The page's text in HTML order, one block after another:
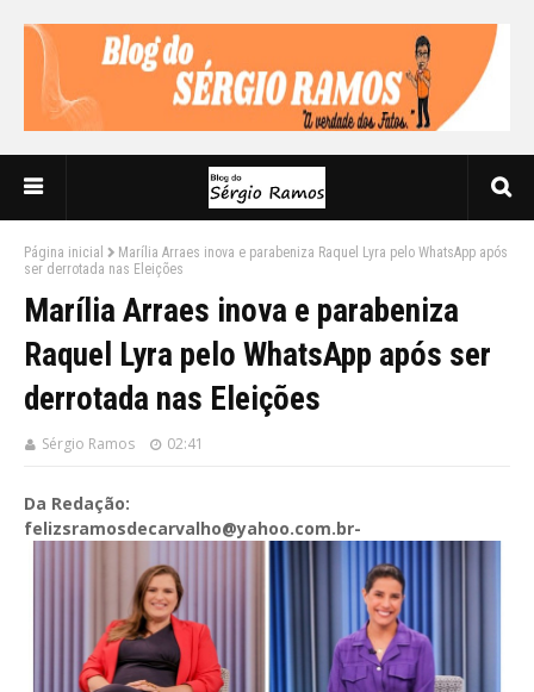
Página inicial
Marília Arraes inova e parabeniza Raquel Lyra pelo WhatsApp após
ser derrotada nas Eleições
Marília Arraes inova e parabeniza
Raquel Lyra pelo WhatsApp após ser
derrotada nas Eleições
Sérgio Ramos 02:41
Da Redação:
felizsramosdecarvalho@yahoo.com.br-